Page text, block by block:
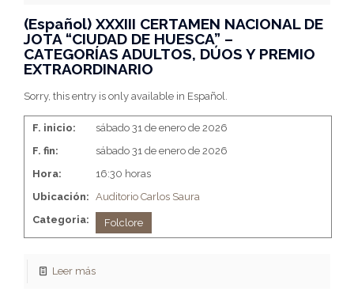
(Español) XXXIII CERTAMEN NACIONAL DE
JOTA “CIUDAD DE HUESCA” –
CATEGORÍAS ADULTOS, DÚOS Y PREMIO
EXTRAORDINARIO
Sorry, this entry is only available in Español.
F. inicio:
sábado 31 de enero de 2026
F. fin:
sábado 31 de enero de 2026
Hora:
16:30 horas
Ubicación: Auditorio Carlos Saura
Categoria:
Folclore
Leer más